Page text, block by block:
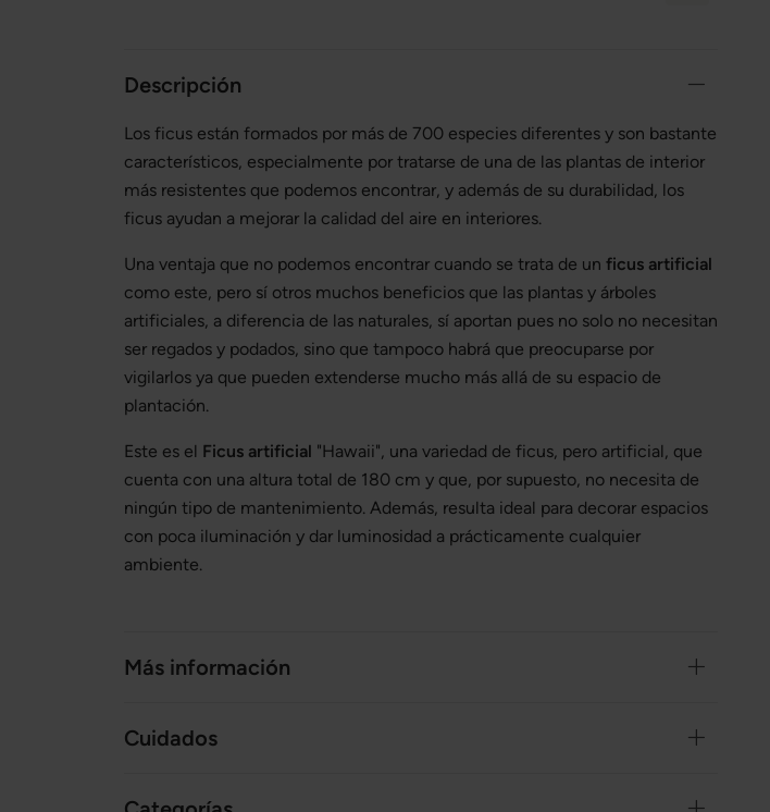
Descripción
Los ficus están formados por más de 700 especies diferentes y son bastante
característicos, especialmente por tratarse de una de las plantas de interior
más resistentes que podemos encontrar, y además de su durabilidad, los
ficus ayudan a mejorar la calidad del aire en interiores.
Una ventaja que no podemos encontrar cuando se trata de un ficus artificial
como este, pero sí otros muchos beneficios que las plantas y árboles
artificiales, a diferencia de las naturales, sí aportan pues no solo no necesitan
ser regados y podados, sino que tampoco habrá que preocuparse por
vigilarlos ya que pueden extenderse mucho más allá de su espacio de
plantación.
Este es el Ficus artificial "Hawaii", una variedad de ficus, pero artificial, que
cuenta con una altura total de 180 cm y que, por supuesto, no necesita de
ningún tipo de mantenimiento. Además, resulta ideal para decorar espacios
con poca iluminación y dar luminosidad a prácticamente cualquier
ambiente.
Más información
Cuidados